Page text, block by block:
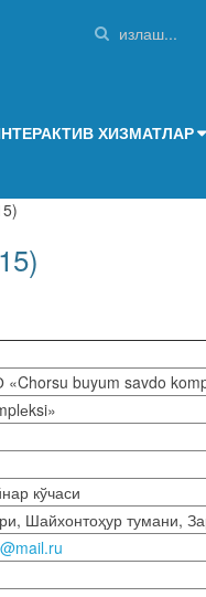
ХИЗМАТЛАР
buyum savdo
кўчаси
Шайхонтоҳур тумани,